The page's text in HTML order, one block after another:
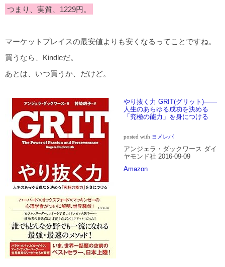
つまり、実質、1229円。
マーケットプレイスの最安値よりも安くなるってことですね。
買うなら、Kindleだ。
あとは、いつ買うか、だけど。
やり抜く力 GRIT(グリット)――
人生のあらゆる成功を決める
「究極の能力」を身につける
posted with ヨメレバ
アンジェラ・ダックワース ダイ
ヤモンド社 2016-09-09
Amazon